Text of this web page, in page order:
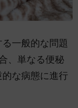
一般的な問題
、単なる便秘
な病態に進行